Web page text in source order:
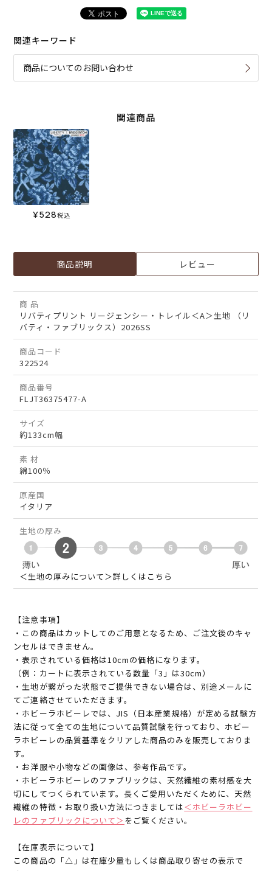
関連キーワード
商品についてのお問い合わせ
関連商品
¥528税込
商品説明 レビュー
商 品
リバティプリント リージェンシー・トレイル＜A＞生地 （リ
バティ・ファブリックス）2026SS
商品コード
322524
商品番号
FLJT36375477-A
サイズ
約133cm幅
素 材
綿100％
原産国
イタリア
生地の厚み
＜生地の厚みについて＞詳しくはこちら
【注意事項】
・この商品はカットしてのご用意となるため、ご注文後のキャ
ンセルはできません。
・表示されている価格は10cmの価格になります。
（例：カートに表示されている数量「3」は30cm）
・生地が繋がった状態でご提供できない場合は、別途メールに
てご連絡させていただきます。
・ホビーラホビーレでは、JIS（日本産業規格）が定める試験方
法に従って全ての生地について品質試験を行っており、ホビー
ラホビーレの品質基準をクリアした商品のみを販売しておりま
す。
・お洋服や小物などの画像は、参考作品です。
・ホビーラホビーレのファブリックは、天然繊維の素材感を大
切にしてつくられています。長くご愛用いただくために、天然
繊維の特徴・お取り扱い方法につきましては＜ホビーラホビー
レのファブリックについて＞ をご覧ください。
【在庫表示について】
この商品の「△」は在庫少量もしくは商品取り寄せの表示で